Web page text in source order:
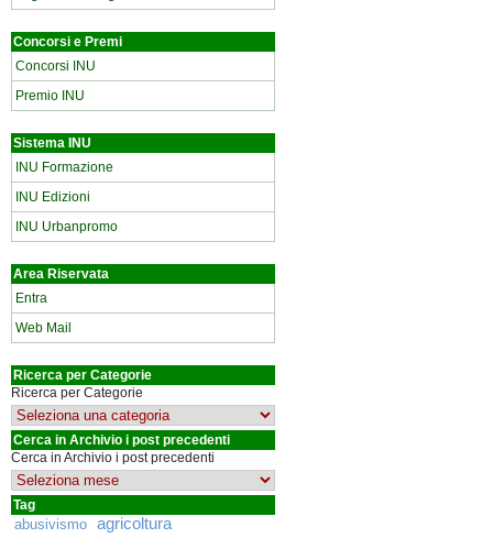
Concorsi e Premi
Concorsi INU
Premio INU
Sistema INU
INU Formazione
INU Edizioni
INU Urbanpromo
Area Riservata
Entra
Web Mail
Ricerca per Categorie
Ricerca per Categorie
Cerca in Archivio i post precedenti
Cerca in Archivio i post precedenti
Tag
abusivismo agricoltura